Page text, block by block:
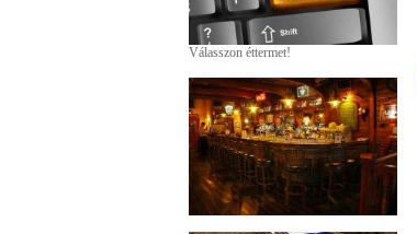
Válasszon éttermet!